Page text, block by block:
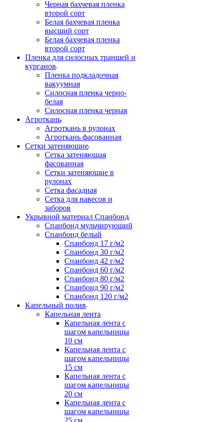
Черная бахчевая пленка
второй сорт
Белая бахчевая пленка
высший сорт
Белая бахчевая пленка
второй сорт
Пленка для силосных траншей и
курганов
Пленка подкладочная
вакуумная
Силосная пленка черно-
белая
Силосная пленка черная
Агроткань
Агроткань в рулонах
Агроткань фасованная
Сетки затеняющие
Сетка затеняющая
фасованная
Сетки затеняющие в
рулонах
Сетка фасадная
Сетка для навесов и
заборов
Укрывной материал Спанбонд
Спанбонд мульчирующий
Спанбонд белый
Спанбонд 17 г/м2
Спанбонд 30 г/м2
Спанбонд 42 г/м2
Спанбонд 60 г/м2
Спанбонд 80 г/м2
Спанбонд 90 г/м2
Спанбонд 120 г/м2
Капельный полив
Капельная лента
Капельная лента с
шагом капельницы
10 см
Капельная лента с
шагом капельницы
15 см
Капельная лента с
шагом капельницы
20 см
Капельная лента с
шагом капельницы
25 см